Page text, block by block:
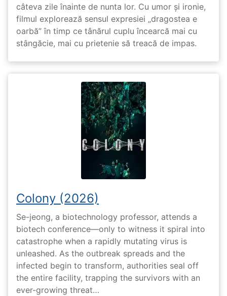
câteva zile înainte de nunta lor. Cu umor și ironie,
filmul explorează sensul expresiei „dragostea e
oarbă” în timp ce tânărul cuplu încearcă mai cu
stângăcie, mai cu prietenie să treacă de impas.
Colony (2026)
Se-jeong, a biotechnology professor, attends a
biotech conference—only to witness it spiral into
catastrophe when a rapidly mutating virus is
unleashed. As the outbreak spreads and the
infected begin to transform, authorities seal off
the entire facility, trapping the survivors with an
ever-growing threat…